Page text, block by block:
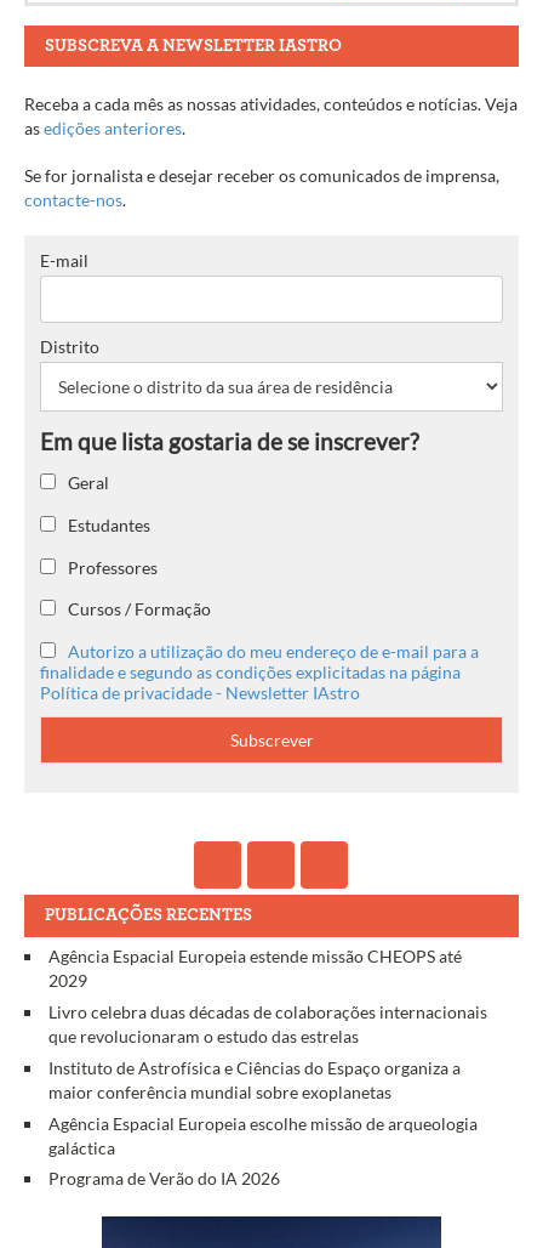
SUBSCREVA A NEWSLETTER IASTRO
Receba a cada mês as nossas atividades, conteúdos e notícias. Veja
asedições anteriores.
Se for jornalista e desejar receber os comunicados de imprensa,
contacte-nos.
E-mail
Distrito
Geral
Estudantes
Professores
Cursos / Formação
Autorizo a utilização do meu endereço de e-mail para a
finalidade e segundo as condições explicitadas na página
Política de privacidade - Newsletter IAstro
PUBLICAÇÕES RECENTES
Agência Espacial Europeia estende missão CHEOPS até
2029
Livro celebra duas décadas de colaborações internacionais
que revolucionaram o estudo das estrelas
Instituto de Astrofísica e Ciências do Espaço organiza a
maior conferência mundial sobre exoplanetas
Agência Espacial Europeia escolhe missão de arqueologia
galáctica
Programa de Verão do IA 2026